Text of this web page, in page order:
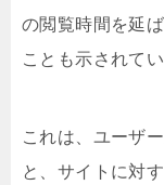
の閲覧時間を延
ことも示されてい
これは、ユーザ
と、サイトに対